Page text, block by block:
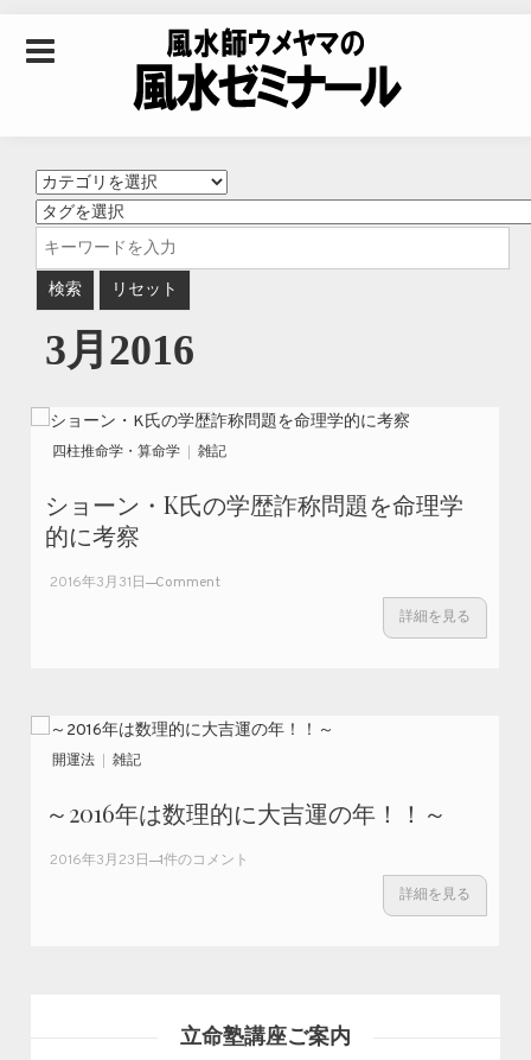
風水師ウメヤマの風
水ゼミナール｜風水
学・四柱推命学・易
学を合わせた立命講
座
3月2016
四柱推命学・算命学 雑記
ショーン・K氏の学歴詐称問題を命理学
的に考察
2016年3月31日 Comment
歴詐
命理
学的
に考
詳細を見る
開運法 雑記
～2016年は数理的に大吉運の年！！～
2016年3月23日
～2016年は
1件のコメント
詳細を見る
立命塾講座ご案内